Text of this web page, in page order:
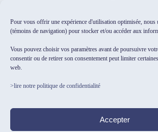
Pour vous offrir une expérience d'utilisation optimisée, nous
(témoins de navigation) pour stocker et/ou accéder aux
Vous pouvez choisir vos paramètres avant de poursuivre
consentir ou de retirer son consentement peut limiter
web.
>lire notre politique de confidentialité
Accepter
catalogue Osez l'IA pour les PME/
de HubFranceIA